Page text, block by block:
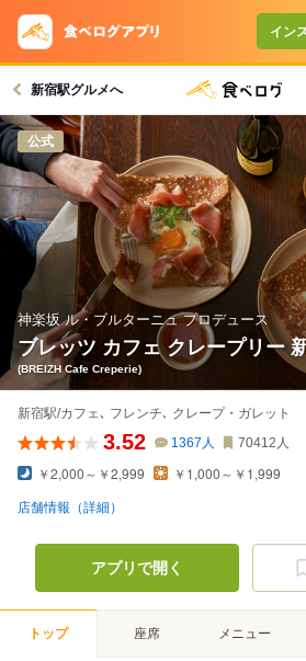
イン
新宿駅グルメへ
公式
神楽坂 ル・ブルターニュ プロデュース
ブレッツ カフェ クレープリー
(BREIZH Cafe Creperie)
新宿駅/カフェ､ フレンチ､ クレープ・ガレット
3.52 1367 人 70412 人
￥2,000～￥2,999 ￥1,000～￥1,999
店舗情報（詳細）
アプリで開く
トップ 座席 メニュー
コースで使えるクー
戻る
クーポンを利用せず予